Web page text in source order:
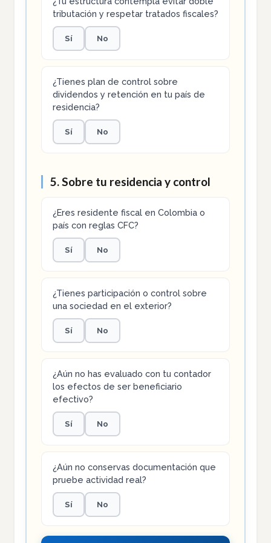
tributación y respetar tratados fiscales?
Sí No
¿Tienes plan de control sobre
dividendos y retención en tu país de
residencia?
Sí No
5. Sobre tu residencia y control
¿Eres residente fiscal en Colombia o
país con reglas CFC?
Sí No
¿Tienes participación o control sobre
una sociedad en el exterior?
Sí No
¿Aún no has evaluado con tu contador
los efectos de ser beneficiario
efectivo?
Sí No
¿Aún no conservas documentación que
pruebe actividad real?
Sí No